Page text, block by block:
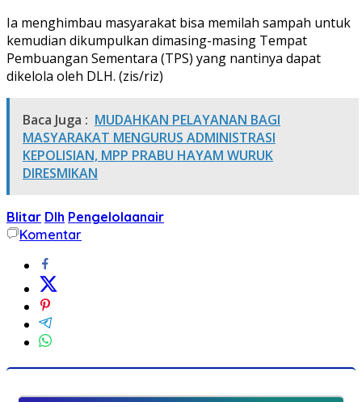
Ia menghimbau masyarakat bisa memilah sampah untuk
kemudian dikumpulkan dimasing-masing Tempat
Pembuangan Sementara (TPS) yang nantinya dapat
dikelola oleh DLH. (zis/riz)
Baca Juga : MUDAHKAN PELAYANAN BAGI
MASYARAKAT MENGURUS ADMINISTRASI
KEPOLISIAN, MPP PRABU HAYAM WURUK
DIRESMIKAN
Blitar Dlh Pengelolaanair
Komentar